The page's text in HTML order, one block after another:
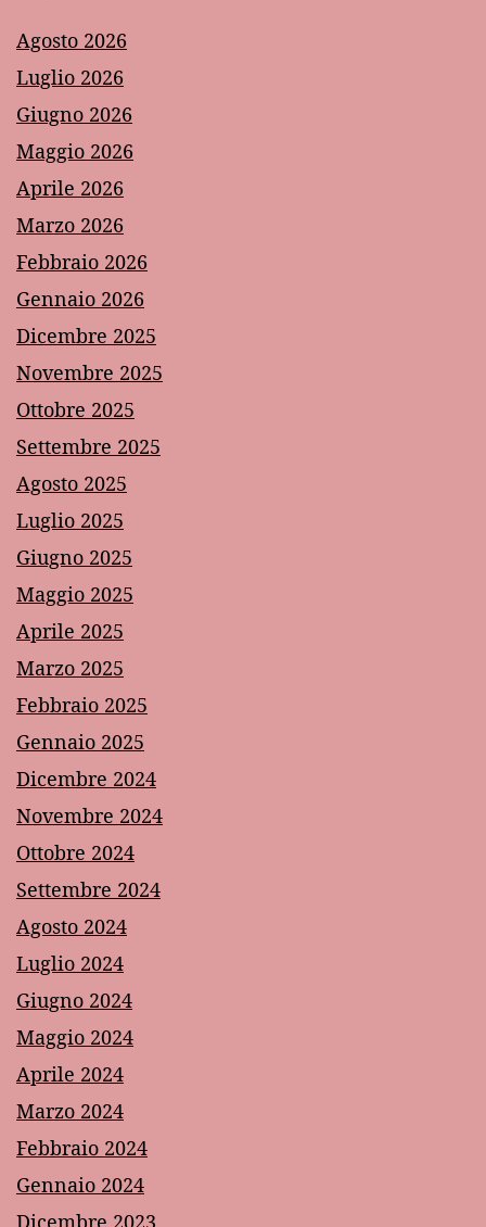
Agosto 2026
Luglio 2026
Giugno 2026
Maggio 2026
Aprile 2026
Marzo 2026
Febbraio 2026
Gennaio 2026
Dicembre 2025
Novembre 2025
Ottobre 2025
Settembre 2025
Agosto 2025
Luglio 2025
Giugno 2025
Maggio 2025
Aprile 2025
Marzo 2025
Febbraio 2025
Gennaio 2025
Dicembre 2024
Novembre 2024
Ottobre 2024
Settembre 2024
Agosto 2024
Luglio 2024
Giugno 2024
Maggio 2024
Aprile 2024
Marzo 2024
Febbraio 2024
Gennaio 2024